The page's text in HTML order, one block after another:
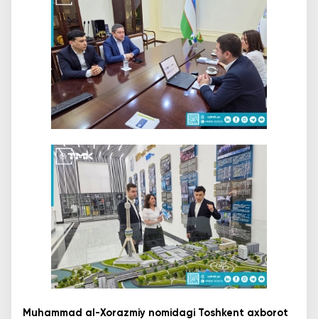
Muhammad al-Xorazmiy nomidagi Toshkent axborot